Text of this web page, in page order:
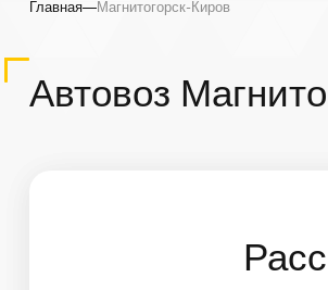
Главная—Магнитогорск-Киров
Автовоз